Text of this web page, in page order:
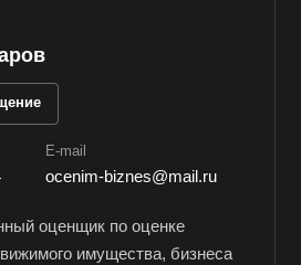
E-mail
ocenim-biznes@mail.ru
оценщик по оценке
имущества, бизнеса